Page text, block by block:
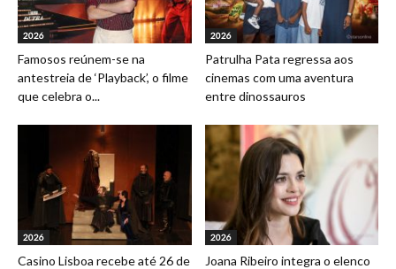
2026
Famosos reúnem-se na
antestreia de ‘Playback’, o filme
que celebra o...
2026
Patrulha Pata regressa aos
cinemas com uma aventura
entre dinossauros
2026
Casino Lisboa recebe até 26 de
2026
Joana Ribeiro integra o elenco